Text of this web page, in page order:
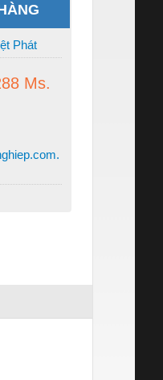
Phát
Ms.